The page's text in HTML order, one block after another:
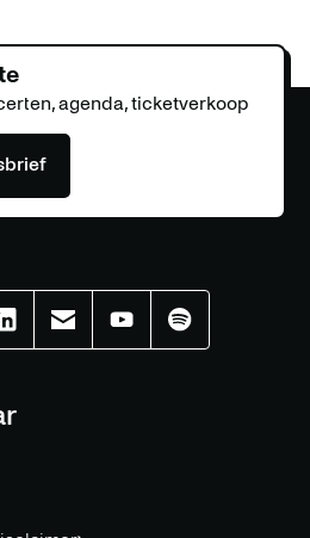
agenda, ticketverkoop
EffenaarEffenaarEffenaarEffenaar